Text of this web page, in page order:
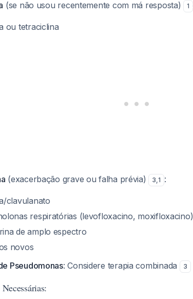
(se não usou recentemente com má resposta) 1
ou tetraciclina
(exacerbação grave ou falha prévia) 3,1 :
clavulanato
respiratórias (levofloxacino, moxifloxacino)
de amplo espectro
novos
Pseudomonas: Considere terapia combinada 3